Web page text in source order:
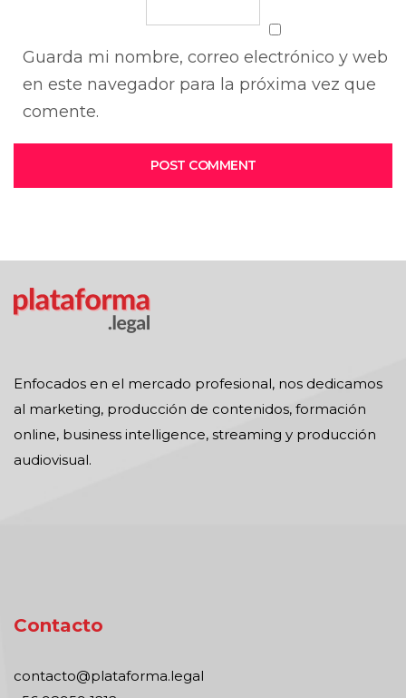
Guarda mi nombre, correo electrónico y web
en este navegador para la próxima vez que
comente.
POST COMMENT
Enfocados en el mercado profesional, nos dedicamos
al marketing, producción de contenidos, formación
online, business intelligence, streaming y producción
audiovisual.
Contacto
contacto@plataforma.legal